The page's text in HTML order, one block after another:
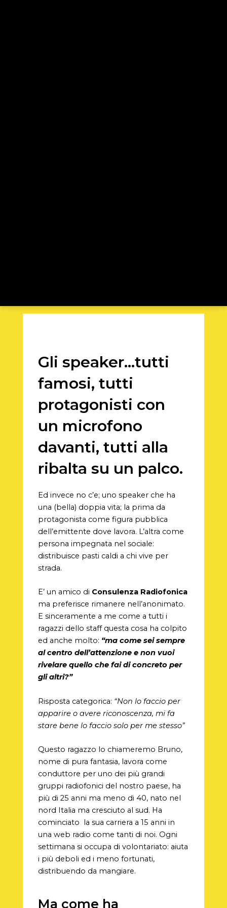
Gli speaker…tutti
famosi, tutti
protagonisti con
un microfono
davanti, tutti alla
ribalta su un palco.
Ed invece no c’e; uno speaker che ha
una (bella) doppia vita; la prima da
protagonista come figura pubblica
dell’emittente dove lavora. L’altra come
persona impegnata nel sociale:
distribuisce pasti caldi a chi vive per
strada.
E’ un amico di Consulenza Radiofonica
ma preferisce rimanere nell’anonimato.
E sinceramente a me come a tutti i
ragazzi dello staff questa cosa ha colpito
ed anche molto: “ma come sei sempre
al centro dell’attenzione e non vuoi
rivelare quello che fai di concreto per
gli altri?”
Risposta categorica: “Non lo faccio per
apparire o avere riconoscenza, mi fa
stare bene lo faccio solo per me stesso”
Questo ragazzo lo chiameremo Bruno,
nome di pura fantasia, lavora come
conduttore per uno dei più grandi
gruppi radiofonici del nostro paese, ha
più di 25 anni ma meno di 40, nato nel
nord Italia ma cresciuto al sud. Ha
cominciato la sua carriera a 15 anni in
una web radio come tanti di noi. Ogni
settimana si occupa di volontariato: aiuta
i più deboli ed i meno fortunati,
distribuendo da mangiare.
Ma come ha